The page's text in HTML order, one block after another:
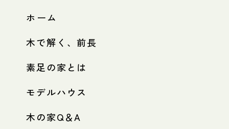
ホーム
木で解く、前長
素足の家とは
モデルハウス
木の家Q＆A